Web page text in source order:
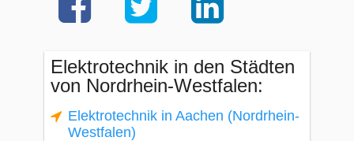
Elektrotechnik in den Städten
von Nordrhein-Westfalen:
Elektrotechnik in Aachen (Nordrhein-
Westfalen)